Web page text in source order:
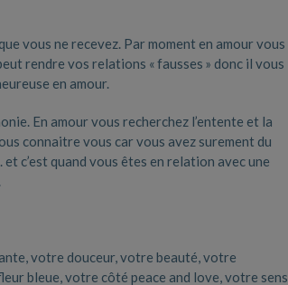
vous ne recevez. Par moment en amour vous
rendre vos relations « fausses » donc il vous
en amour.
En amour vous recherchez l’entente et la
connaitre vous car vous avez surement du
c’est quand vous êtes en relation avec une
votre douceur, votre beauté, votre
bleue, votre côté peace and love, votre sens